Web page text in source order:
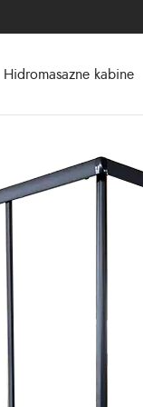
Hidromasazne kabine